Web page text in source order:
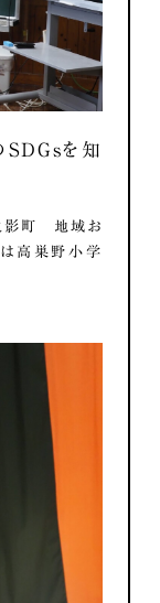
SDGsを知
影町 地域お
高巣野小学